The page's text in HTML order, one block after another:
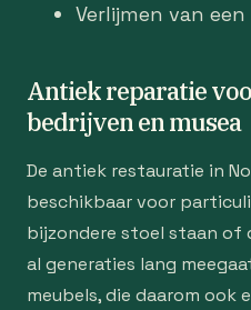
Verlijmen van
Antiek reparatie
bedrijven en musea
De antiek restauratie in
beschikbaar voor
bijzondere stoel staan of
al generaties lang
meubels, die daarom ook